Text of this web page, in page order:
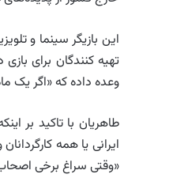
این بازیگر سینما و
تهیه کنندگان برای
وعده داده که «اگر یک
طاهریان با تاکید بر
ایرانی یا همه
«وقتی سراغ برخی